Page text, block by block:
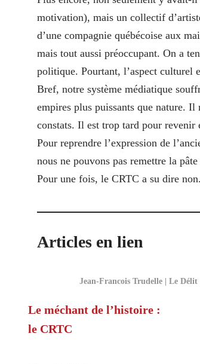
motivation), mais un collectif
d’une compagnie québécoise aux
mais tout aussi préoccupant. On a
politique. Pourtant, l’aspect culturel
Bref, notre système médiatique
empires plus puissants que nature. Il
constats. Il est trop tard pour revenir
Pour reprendre l’expression de
nous ne pouvons pas remettre la
Pour une fois, le CRTC a su dire
Articles en lien
Jean-Francois Trudelle | Le Délit
Le méchant de l’histoire :
le CRTC